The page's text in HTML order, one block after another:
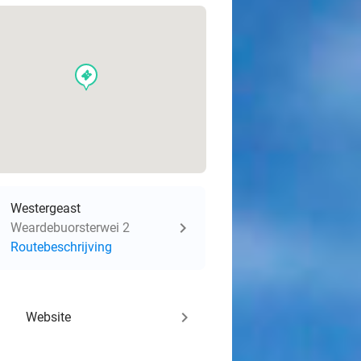
events
Westergeast
Weardebuorsterwei 2
Routebeschrijving
Website keyboard_arrow_right